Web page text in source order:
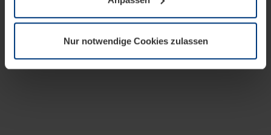
wir Ihre Erlaubnis. Ihre Einwilligung können Sie jederzeit
Datenschutzerklärungunserer Website ändern oder
widerrufen.
Nur notwendige Cookies zulassen